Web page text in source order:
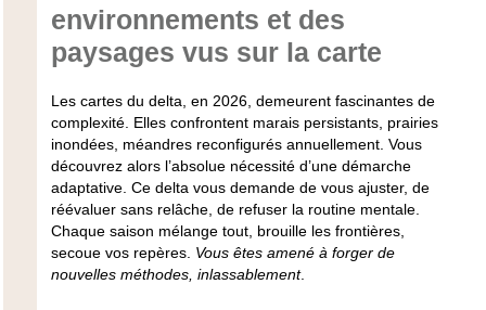
environnements et des
paysages vus sur la carte
Les cartes du delta, en 2026, demeurent fascinantes de
complexité. Elles confrontent marais persistants, prairies
inondées, méandres reconfigurés annuellement. Vous
découvrez alors l’absolue nécessité d’une démarche
adaptative. Ce delta vous demande de vous ajuster, de
réévaluer sans relâche, de refuser la routine mentale.
Chaque saison mélange tout, brouille les frontières,
secoue vos repères. Vous êtes amené à forger de
nouvelles méthodes, inlassablement.